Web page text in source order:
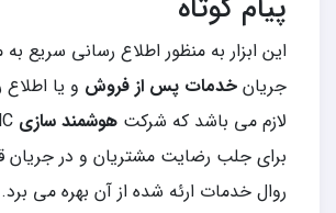
این ابزار به منظور اطلاع رسانی سریع
جریان خدمات پس از فروش و یا
لازم می باشد که شرکت هوشمند سازی
برای جلب رضایت مشتریان و در جریان
روال خدمات ارئه شده از آن بهره می برد.